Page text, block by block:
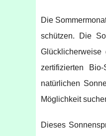
Die
schützen. Die
zertifizierten
natürlichen
Möglichkeit
Dieses